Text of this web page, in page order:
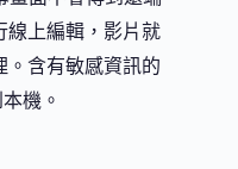
線上編輯，影片就
。含有敏感資訊的
機。